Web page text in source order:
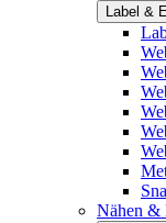
Label &
Nähen &